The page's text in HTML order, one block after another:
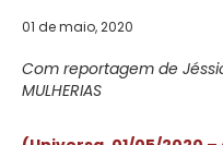
01 de maio, 2020
Com reportagem de
MULHERIAS